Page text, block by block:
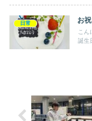
日常 お
こん
誕生